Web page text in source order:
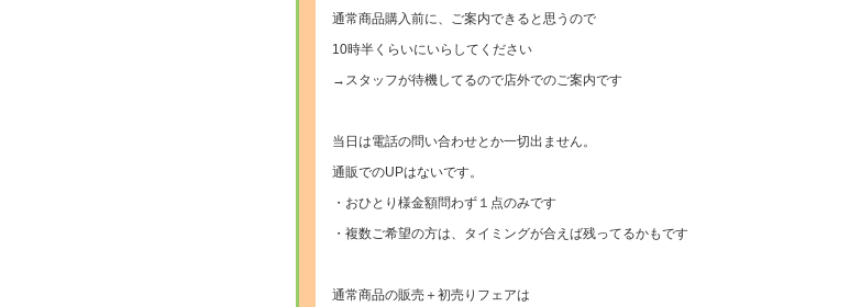
通常商品購入前に、ご案内できると思うので
10時半くらいにいらしてください
→スタッフが待機してるので店外でのご案内です
当日は電話の問い合わせとか一切出ません。
通販でのUPはないです。
・おひとり様金額問わず１点のみです
・複数ご希望の方は、タイミングが合えば残ってるかもです
通常商品の販売＋初売りフェアは